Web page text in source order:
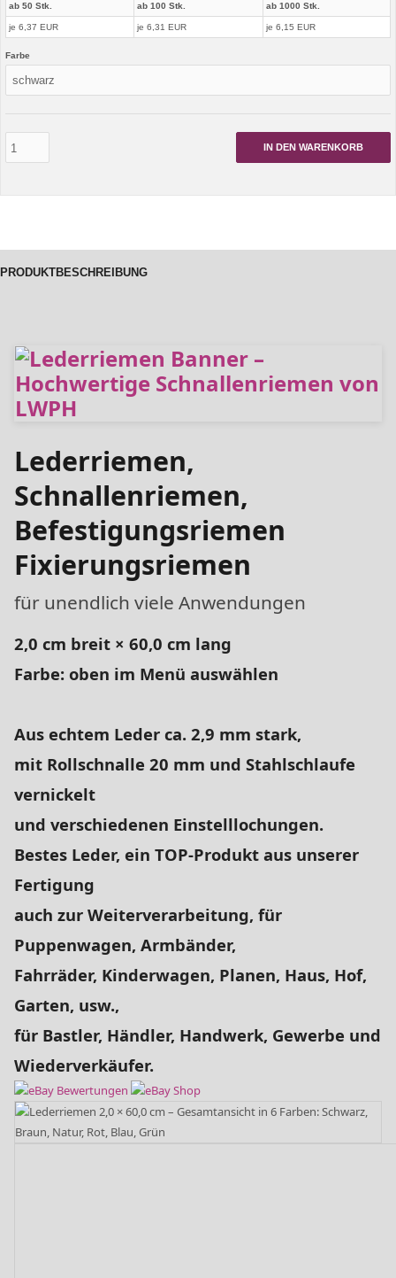
ab 50 Stk.
je 6,37 EUR
ab 100 Stk.
je 6,31 EUR
ab 1000 Stk.
je 6,15 EUR
Farbe
IN DEN WARENKORB
PRODUKTBESCHREIBUNG
Lederriemen,
Schnallenriemen,
Befestigungsriemen
Fixierungsriemen
für unendlich viele Anwendungen
2,0 cm breit × 60,0 cm lang
Farbe: oben im Menü auswählen
Aus echtem Leder ca. 2,9 mm stark,
mit Rollschnalle 20 mm und Stahlschlaufe
vernickelt
und verschiedenen Einstelllochungen.
Bestes Leder, ein TOP-Produkt aus unserer
Fertigung
auch zur Weiterverarbeitung, für
Puppenwagen, Armbänder,
Fahrräder, Kinderwagen, Planen, Haus, Hof,
Garten, usw.,
für Bastler, Händler, Handwerk, Gewerbe und
Wiederverkäufer.